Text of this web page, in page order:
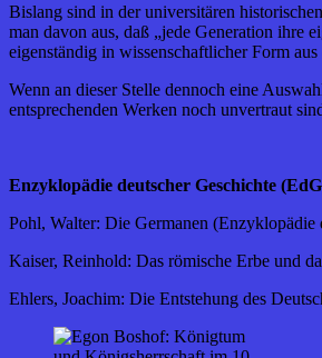
Bislang sind in der universitären
man davon aus, daß „jede Generation ihre
eigenständig in wissenschaftlicher Form
Wenn an dieser Stelle dennoch eine
entsprechenden Werken noch unvertraut
Enzyklopädie deutscher Geschichte
Pohl, Walter: Die Germanen
Kaiser, Reinhold: Das römische Erbe und
Ehlers, Joachim: Die Entstehung des